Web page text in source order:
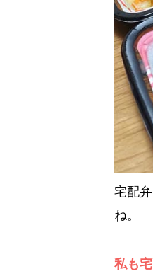
宅配
ね。
私も